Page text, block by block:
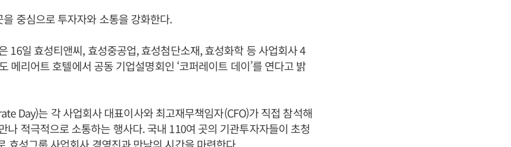
중심으로 투자자와 소통을 강화한다.
16일 효성티앤씨, 효성중공업, 효성첨단소재, 효성화학 등 사업회사 4
메리어트 호텔에서 공동 기업설명회인 ‘코퍼레이트 데이’를 연다고 밝
Day)는 각 사업회사 대표이사와 최고재무책임자(CFO)가 직접 참석해
나 적극적으로 소통하는 행사다. 국내 110여 곳의 기관투자자들이 초청